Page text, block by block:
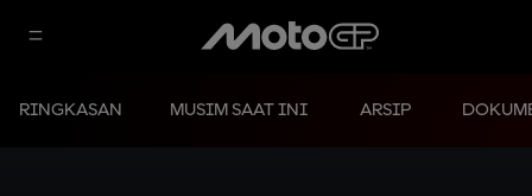
RINGKASAN MUSIM SAAT INI ARSIP